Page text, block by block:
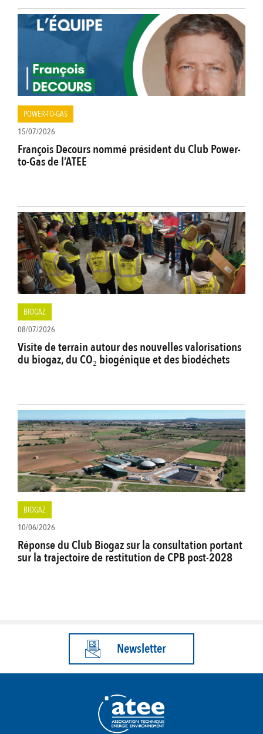
POWER-TO-GAS
15/07/2026
François Decours nommé président du Club Power-
to-Gas de l’ATEE
BIOGAZ
08/07/2026
Visite de terrain autour des nouvelles valorisations
du biogaz, du CO₂ biogénique et des biodéchets
BIOGAZ
10/06/2026
Réponse du Club Biogaz sur la consultation portant
sur la trajectoire de restitution de CPB post-2028
Newsletter